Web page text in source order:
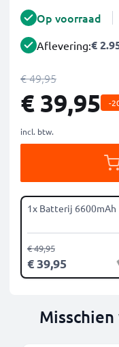
Op voorraad
Aflevering:€
€ 49,95
€ 39,95 -
incl. btw.
1x Batterij 6600mAh
€ 39,95
€ 49,95